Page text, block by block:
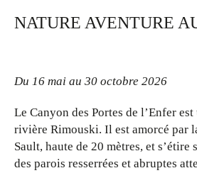
NATURE AVENTURE
Du 16 mai au 30 octobre 2026
Le Canyon des Portes de l’Enfer
rivière Rimouski. Il est amorcé par
Sault, haute de 20 mètres, et s’étire
des parois resserrées et abruptes